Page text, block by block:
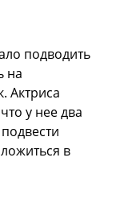
подводить
на
Актриса
у нее два
в